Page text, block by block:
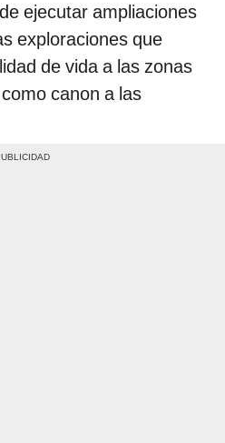
ejecutar ampliaciones
exploraciones que
de vida a las zonas
canon a las